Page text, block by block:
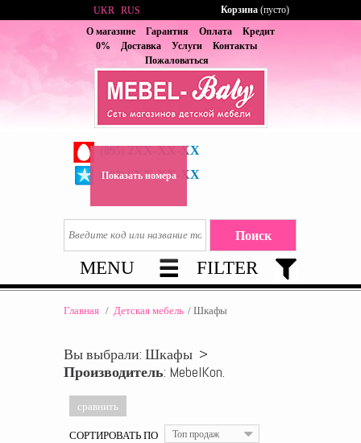
О магазине Гарантия Оплата
Кредит
0%
Доставка Услуги
Контакты
Пожаловаться
2XX-XX-XX
(067) 6XX-XX-XX
Показать номера
UKR RUS Корзина (пусто)
MENU FILTER
Главная / Детская мебель / Шкафы
Вы выбрали: Шкафы >
Производитель: MebelKon.
СОРТИРОВАТЬ ПО Топ продаж